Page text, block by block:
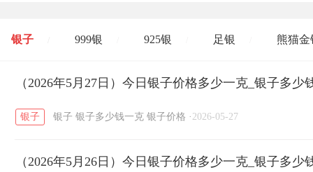
银子 999银 925银 足银 熊猫金
开国纪念币 大清银币 / 长城币 / 老
菜百 周生生 周大生
六福 / 金至尊 潮宏基 / 亚一金店 /
（2026年5月27日）今日银子价格多少一克_银子多少
银子 银子 银子多少钱一克 银子价格 · 2026-05-27
（2026年5月26日）今日银子价格多少一克_银子多少